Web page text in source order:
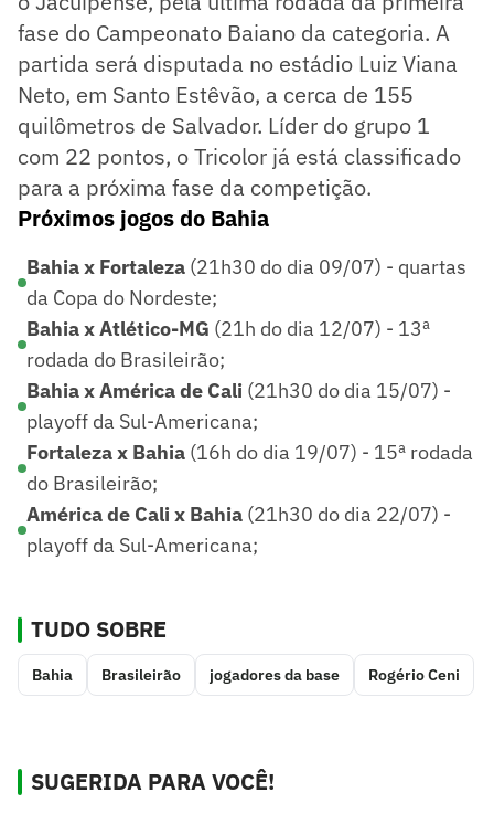
fase do Campeonato Baiano da categoria. A
partida será disputada no estádio Luiz Viana
Neto, em Santo Estêvão, a cerca de 155
quilômetros de Salvador. Líder do grupo 1
com 22 pontos, o Tricolor já está classificado
para a próxima fase da competição.
Próximos jogos do Bahia
Bahia x Fortaleza (21h30 do dia 09/07) - quartas
da Copa do Nordeste;
Bahia x Atlético-MG (21h do dia 12/07) - 13ª
rodada do Brasileirão;
Bahia x América de Cali (21h30 do dia 15/07) -
playoff da Sul-Americana;
Fortaleza x Bahia (16h do dia 19/07) - 15ª rodada
do Brasileirão;
América de Cali x Bahia (21h30 do dia 22/07) -
playoff da Sul-Americana;
TUDO SOBRE
Bahia Brasileirão jogadores da base Rogério Ceni
SUGERIDA PARA VOCÊ!